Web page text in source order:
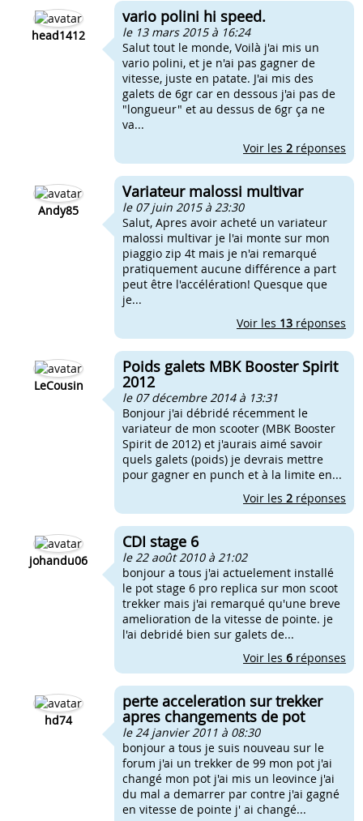
head1412
vario polini hi speed.
le 13 mars 2015 à 16:24
Salut tout le monde, Voilà j'ai mis un
vario polini, et je n'ai pas gagner de
vitesse, juste en patate. J'ai mis des
galets de 6gr car en dessous j'ai pas de
"longueur" et au dessus de 6gr ça ne
va...
Voir les 2 réponses
Andy85
Variateur malossi multivar
le 07 juin 2015 à 23:30
Salut, Apres avoir acheté un variateur
malossi multivar je l'ai monte sur mon
piaggio zip 4t mais je n'ai remarqué
pratiquement aucune différence a part
peut être l'accélération! Quesque que
je...
Voir les 13 réponses
LeCousin
Poids galets MBK Booster Spirit
2012
le 07 décembre 2014 à 13:31
Bonjour j'ai débridé récemment le
variateur de mon scooter (MBK Booster
Spirit de 2012) et j'aurais aimé savoir
quels galets (poids) je devrais mettre
pour gagner en punch et à la limite en...
Voir les 2 réponses
johandu06
CDI stage 6
le 22 août 2010 à 21:02
bonjour a tous j'ai actuelement installé
le pot stage 6 pro replica sur mon scoot
trekker mais j'ai remarqué qu'une breve
amelioration de la vitesse de pointe. je
l'ai debridé bien sur galets de...
Voir les 6 réponses
hd74
perte acceleration sur trekker
apres changements de pot
le 24 janvier 2011 à 08:30
bonjour a tous je suis nouveau sur le
forum j'ai un trekker de 99 mon pot j'ai
changé mon pot j'ai mis un leovince j'ai
du mal a demarrer par contre j'ai gagné
en vitesse de pointe j' ai changé...